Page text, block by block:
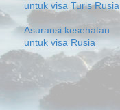
untuk visa Turis Rusia
Asuransi kesehatan
untuk visa Rusia